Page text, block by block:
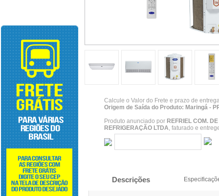
Calcule o Valor do Frete e prazo de
Origem de Saída do Produto: Maringá -
Produto anunciado por REFRIEL COM.
REFRIGERAÇÃO LTDA, faturado e
Descrições